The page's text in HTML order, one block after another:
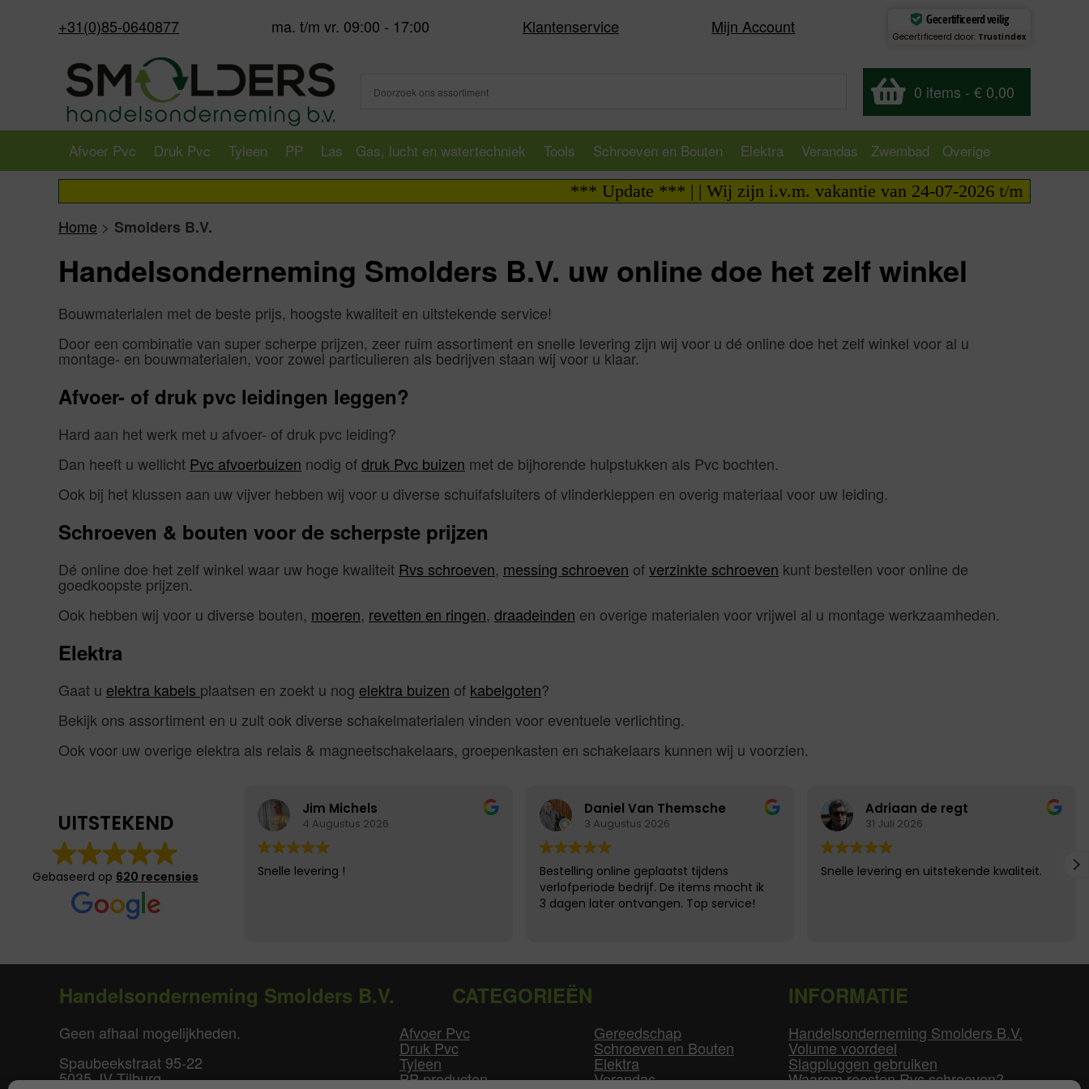
+31(0)85-0640877 ma. t/m vr. 09:00 - 17:00 Klantenservice Mijn Account Gecertificeerd veilig
Gecertificeerd door: Trustindex
0 items - € 0,00
Afvoer Pvc Druk Pvc Tyleen PP Las Gas, lucht en watertechniek Tools Schroeven en Bouten Elektra Verandas Zwembad
Overige
*** Update *** | | Wij zijn i.v.m. vakantie van 24-07-2026 t/m 14-08-
Home > Smolders B.V.
Handelsonderneming Smolders B.V. uw online doe het zelf winkel
Bouwmaterialen met de beste prijs, hoogste kwaliteit en uitstekende service!
Door een combinatie van super scherpe prijzen, zeer ruim assortiment en snelle levering zijn wij voor u dé online doe het zelf winkel voor al u
montage- en bouwmaterialen, voor zowel particulieren als bedrijven staan wij voor u klaar.
Afvoer- of druk pvc leidingen leggen?
Hard aan het werk met u afvoer- of druk pvc leiding?
Dan heeft u wellicht Pvc afvoerbuizen nodig ofdruk Pvc buizen met de bijhorende hulpstukken als Pvc bochten.
Ook bij het klussen aan uw vijver hebben wij voor u diverse schuifafsluiters of vlinderkleppen en overig materiaal voor uw leiding.
Schroeven & bouten voor de scherpste prijzen
Dé online doe het zelf winkel waar uw hoge kwaliteit Rvs schroeven, messing schroeven ofverzinkte schroeven kunt bestellen voor online de
goedkoopste prijzen.
Ook hebben wij voor u diverse bouten, moeren, revetten en ringen, draadeinden en overige materialen voor vrijwel al u montage werkzaamheden.
Elektra
Gaat u elektra kabels plaatsen en zoekt u nog elektra buizen of kabelgoten?
Bekijk ons assortiment en u zult ook diverse schakelmaterialen vinden voor eventuele verlichting.
Ook voor uw overige elektra als relais & magneetschakelaars, groepenkasten en schakelaars kunnen wij u voorzien.
UITSTEKEND
Gebaseerd op 620 recensies
Jim Michels
4 Augustus 2026
Snelle levering !
Daniel Van Themsche
3 Augustus 2026
Bestelling online geplaatst tijdens
verlofperiode bedrijf. De items mocht ik
3 dagen later ontvangen. Top service!
Adriaan de regt
31 Juli 2026
Snelle levering en uitstekende kwaliteit.
Handelsonderneming Smolders B.V.
Geen afhaal mogelijkheden.
Spaubeekstraat 95-22
5035 JV Tilburg
CATEGORIEËN
Afvoer Pvc
Druk Pvc
Tyleen
PP producten
Gereedschap
Schroeven en Bouten
Elektra
Verandas
INFORMATIE
Handelsonderneming Smolders B.V.
Volume voordeel
Slagpluggen gebruiken
Waarom roesten Rvs schroeven?